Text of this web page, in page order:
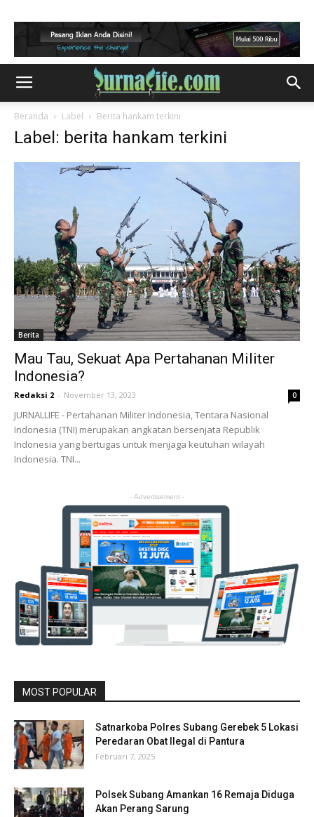
Beranda Label Berita hankam terkini
Label: berita hankam terkini
Berita
Mau Tau, Sekuat Apa Pertahanan Militer
Indonesia?
Redaksi 2 - November 13, 2023 0
JURNALLIFE - Pertahanan Militer Indonesia, Tentara Nasional
Indonesia (TNI) merupakan angkatan bersenjata Republik
Indonesia yang bertugas untuk menjaga keutuhan wilayah
Indonesia. TNI...
- Advertisement -
MOST POPULAR
Satnarkoba Polres Subang Gerebek 5 Lokasi
Peredaran Obat Ilegal di Pantura
Februari 7, 2025
Polsek Subang Amankan 16 Remaja Diduga
Akan Perang Sarung